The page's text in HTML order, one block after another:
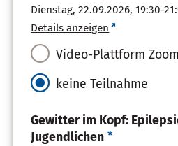
Dienstag, 22.09.2026,19:30-
Details anzeigen
Video-Plattform Zoom
keine Teilnahme
Gewitter im Kopf:
Jugendlichen *